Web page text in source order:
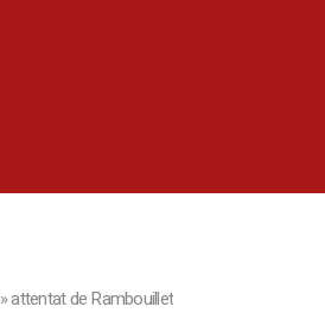
»attentat de Rambouillet